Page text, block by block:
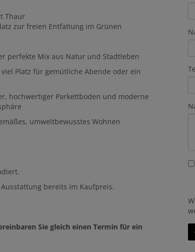
Thaur
zur freien Entfaltung im Grünen
perfekte Mix aus Natur und Stadtleben
Platz für gemütliche Abende oder ein
hochwertiger Parkettboden und moderne
umweltbewusstes Wohnen
bereits im Kaufpreis.
Sie gleich einen Termin für ein